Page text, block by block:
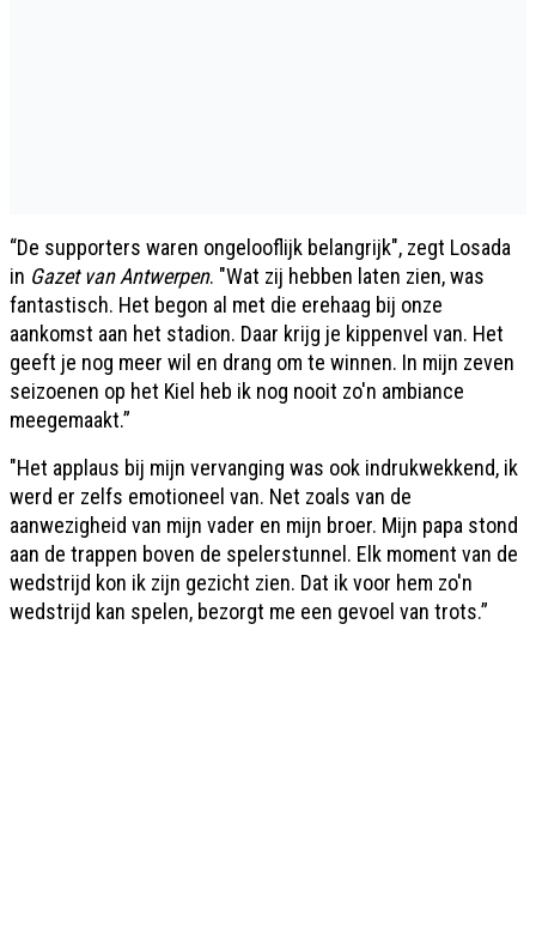
“De supporters waren ongelooflijk belangrijk", zegt Losada
in Gazet van Antwerpen. "Wat zij hebben laten zien, was
fantastisch. Het begon al met die erehaag bij onze
aankomst aan het stadion. Daar krijg je kippenvel van. Het
geeft je nog meer wil en drang om te winnen. In mijn zeven
seizoenen op het Kiel heb ik nog nooit zo'n ambiance
meegemaakt.”
"Het applaus bij mijn vervanging was ook indrukwekkend, ik
werd er zelfs emotioneel van. Net zoals van de
aanwezigheid van mijn vader en mijn broer. Mijn papa stond
aan de trappen boven de spelerstunnel. Elk moment van de
wedstrijd kon ik zijn gezicht zien. Dat ik voor hem zo'n
wedstrijd kan spelen, bezorgt me een gevoel van trots.”